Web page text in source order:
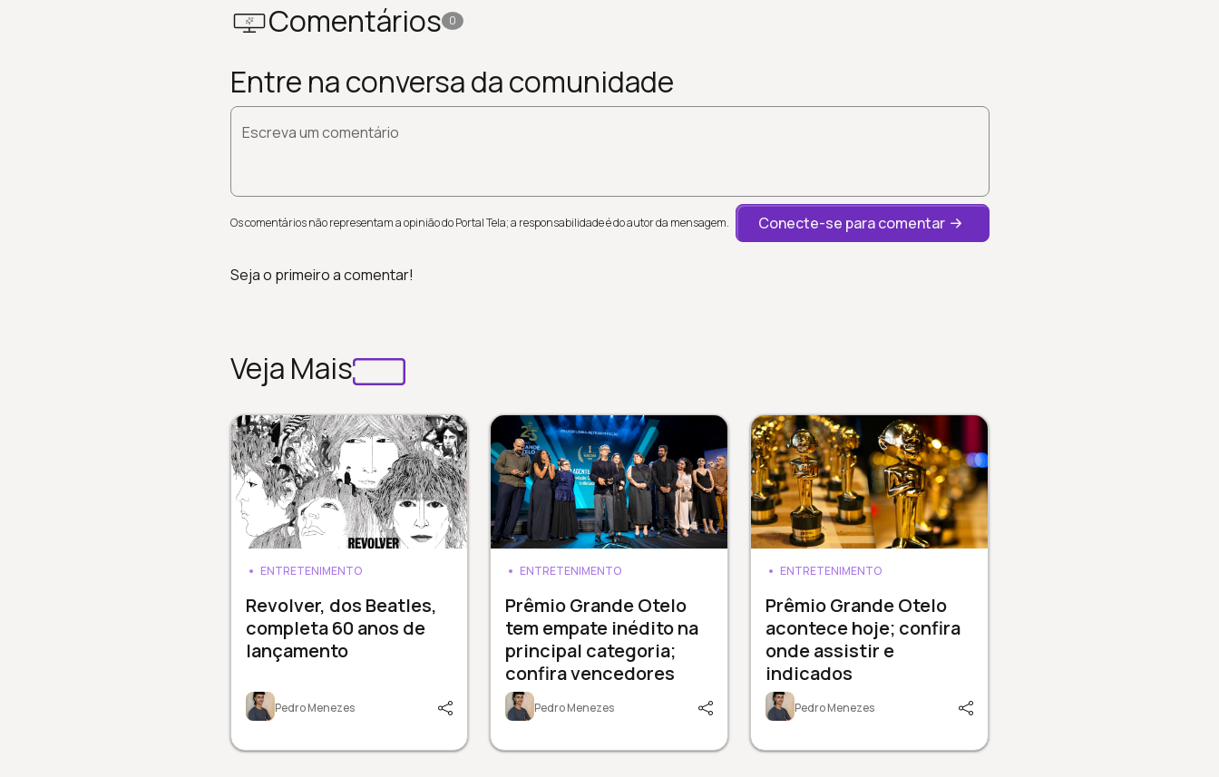
Comentários 0
Entre na conversa da comunidade
Escreva um comentário
Os comentários não representam a opinião do Portal Tela; a responsabilidade é do autor da mensagem. Conecte-se para comentar
Seja o primeiro a comentar!
Veja Mais
ENTRETENIMENTO
Revolver, dos Beatles,
completa 60 anos de
lançamento
Pedro Menezes
ENTRETENIMENTO
Prêmio Grande Otelo
tem empate inédito na
principal categoria;
confira vencedores
Pedro Menezes
ENTRETENIMENTO
Prêmio Grande Otelo
acontece hoje; confira
onde assistir e
indicados
Pedro Menezes